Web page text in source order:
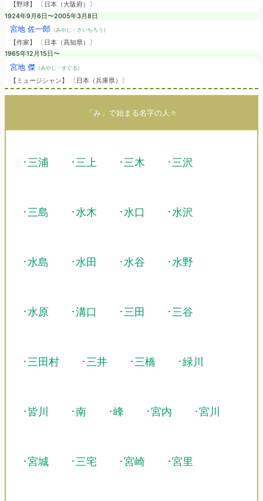
【野球】 〔日本（大阪府）〕
1924年9月6日〜2005年3月8日
宮地 佐一郎（みやじ・さいちろう）
【作家】 〔日本（高知県）〕
1965年12月15日〜
宮地 傑（みやじ・すぐる）
【ミュージシャン】 〔日本（兵庫県）〕
「み」で始まる名字の人々
･三浦 ･三上 ･三木 ･三沢
･三島 ･水木 ･水口 ･水沢
･水島 ･水田 ･水谷 ･水野
･水原 ･溝口 ･三田 ･三谷
･三田村 ･三井 ･三橋 ･緑川
･ 皆川 ･南 ･峰 ･宮内 ･宮川
･宮城 ･三宅 ･宮崎 ･宮里